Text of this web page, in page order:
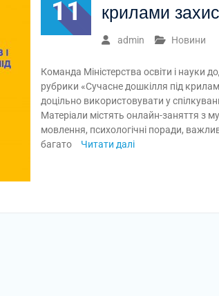
11
крилами
admin Новини
Команда Міністерства освіти і науки
рубрики «Сучасне дошкілля під
доцільно використовувати у
Матеріали містять онлайн-заняття з
мовлення, психологічні поради,
багато
Читати далі